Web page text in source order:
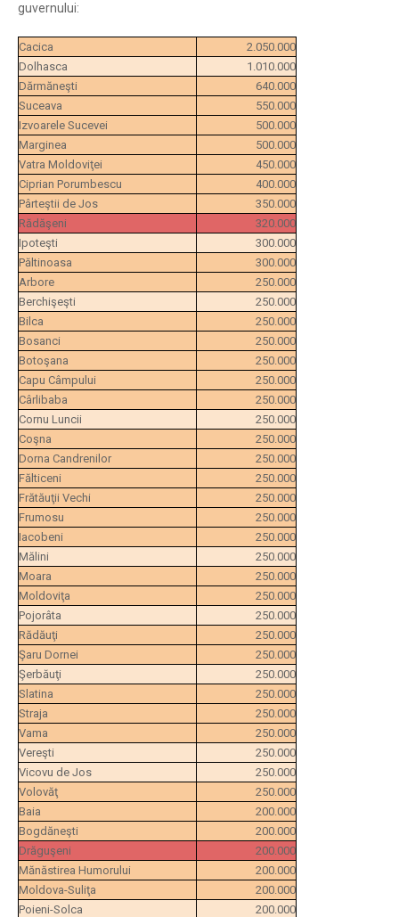
guvernului:
Cacica
2.050.000
Dolhasca
1.010.000
Dărmăneşti
640.000
Suceava
550.000
Izvoarele Sucevei
500.000
Marginea
500.000
Vatra Moldoviţei
450.000
Ciprian Porumbescu
400.000
Pârteştii de Jos
350.000
Rădăşeni
320.000
Ipoteşti
300.000
Păltinoasa
300.000
Arbore
250.000
Berchişeşti
250.000
Bilca
250.000
Bosanci
250.000
Botoşana
250.000
Capu Câmpului
250.000
Cârlibaba
250.000
Cornu Luncii
250.000
Coşna
250.000
Dorna Candrenilor
250.000
Fălticeni
250.000
Frătăuţii Vechi
250.000
Frumosu
250.000
Iacobeni
250.000
Mălini
250.000
Moara
250.000
Moldoviţa
250.000
Pojorâta
250.000
Rădăuţi
250.000
Şaru Dornei
250.000
Şerbăuţi
250.000
Slatina
250.000
Straja
250.000
Vama
250.000
Vereşti
250.000
Vicovu de Jos
250.000
Volovăţ
250.000
Baia
200.000
Bogdăneşti
200.000
Drăguşeni
200.000
Mănăstirea Humorului
200.000
Moldova-Suliţa
200.000
Poieni-Solca
200.000